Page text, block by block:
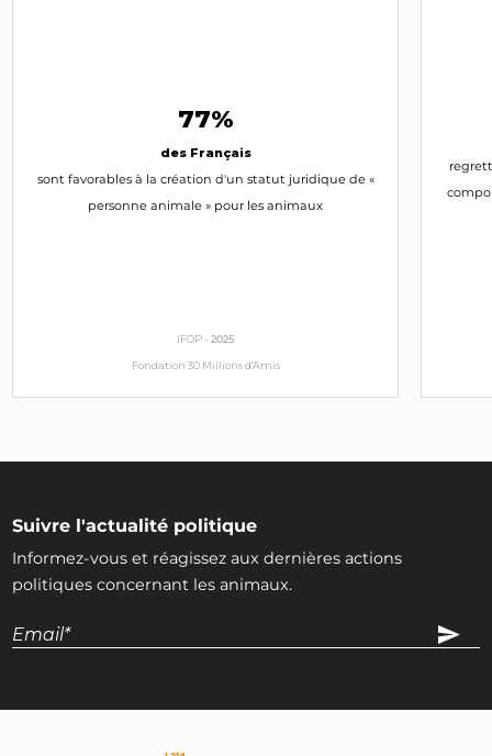
77%
des Français
sont favorables à la création d'un statut juridique de «
personne animale » pour les animaux
IFOP -2025
Fondation 30 Millions d'Amis
Suivre l'actualité politique
Informez-vous et réagissez aux dernières actions
politiques concernant les animaux.